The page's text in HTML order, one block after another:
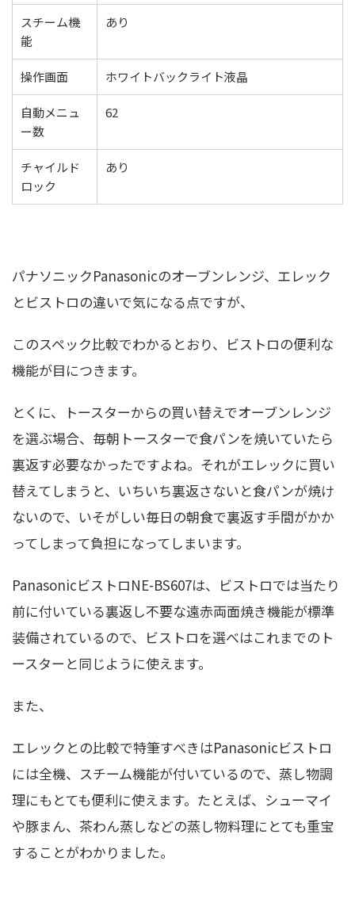
スチーム機
能
あり
操作画面 ホワイトバックライト液晶
自動メニュ
ー数
62
チャイルド
ロック
あり
パナソニックPanasonicのオーブンレンジ、エレック
とビストロの違いで気になる点ですが、
このスペック比較でわかるとおり、ビストロの便利な
機能が目につきます。
とくに、トースターからの買い替えでオーブンレンジ
を選ぶ場合、毎朝トースターで食パンを焼いていたら
裏返す必要なかったですよね。それがエレックに買い
替えてしまうと、いちいち裏返さないと食パンが焼け
ないので、いそがしい毎日の朝食で裏返す手間がかか
ってしまって負担になってしまいます。
PanasonicビストロNE-BS607は、ビストロでは当たり
前に付いている裏返し不要な遠赤両面焼き機能が標準
装備されているので、ビストロを選べはこれまでのト
ースターと同じように使えます。
また、
エレックとの比較で特筆すべきはPanasonicビストロ
には全機、スチーム機能が付いているので、蒸し物調
理にもとても便利に使えます。たとえば、シューマイ
や豚まん、茶わん蒸しなどの蒸し物料理にとても重宝
することがわかりました。